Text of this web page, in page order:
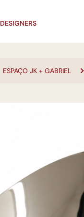
DESIGNERS
ESPAÇO JK + GABRIEL